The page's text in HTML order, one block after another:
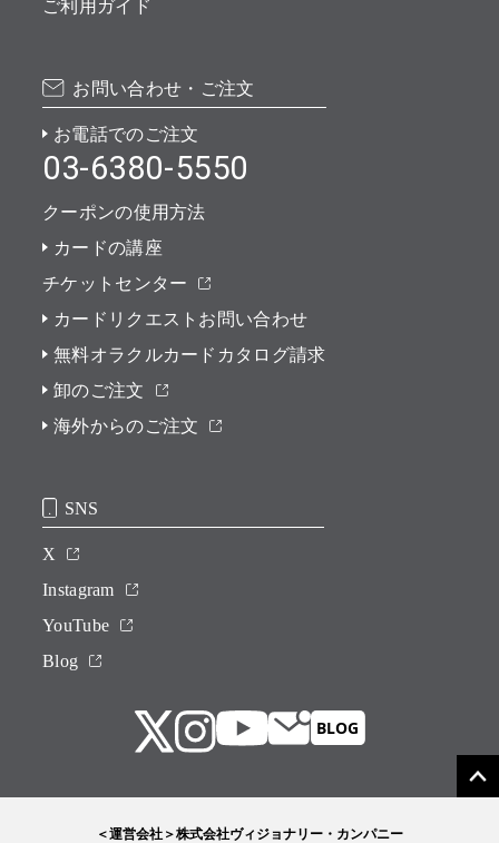
ご利用ガイド
お問い合わせ・ご注文
お電話でのご注文
03-6380-5550
クーポンの使用方法
カードの講座
チケットセンター
カードリクエストお問い合わせ
無料オラクルカードカタログ請求
卸のご注文
海外からのご注文
SNS
X
Instagram
YouTube
Blog
＜運営会社＞株式会社ヴィジョナリー・カンパニー